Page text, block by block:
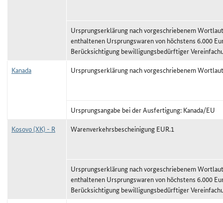
Ursprungserklärung nach vorgeschriebenem
enthaltenen Ursprungswaren von höchstens 6.000
Berücksichtigung bewilligungsbedürftiger
Kanada
Ursprungserklärung nach vorgeschriebenem Wortlaut
Ursprungsangabe bei der Ausfertigung: Kanada/EU
Kosovo (XK) - R
Warenverkehrsbescheinigung EUR.1
Ursprungserklärung nach vorgeschriebenem
enthaltenen Ursprungswaren von höchstens 6.000
Berücksichtigung bewilligungsbedürftiger